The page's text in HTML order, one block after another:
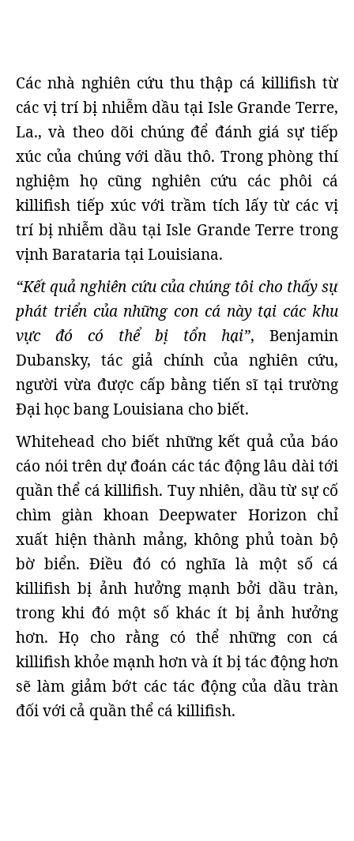
Các nhà nghiên cứu thu thập cá killifish từ
các vị trí bị nhiễm dầu tại Isle Grande Terre,
La., và theo dõi chúng để đánh giá sự tiếp
xúc của chúng với dầu thô. Trong phòng thí
nghiệm họ cũng nghiên cứu các phôi cá
killifish tiếp xúc với trầm tích lấy từ các vị
trí bị nhiễm dầu tại Isle Grande Terre trong
vịnh Barataria tại Louisiana.
“Kết quả nghiên cứu của chúng tôi cho thấy sự
phát triển của những con cá này tại các khu
vực đó có thể bị tổn hại”, Benjamin
Dubansky, tác giả chính của nghiên cứu,
người vừa được cấp bằng tiến sĩ tại trường
Đại học bang Louisiana cho biết.
Whitehead cho biết những kết quả của báo
cáo nói trên dự đoán các tác động lâu dài tới
quần thể cá killifish. Tuy nhiên, dầu từ sự cố
chìm giàn khoan Deepwater Horizon chỉ
xuất hiện thành mảng, không phủ toàn bộ
bờ biển. Điều đó có nghĩa là một số cá
killifish bị ảnh hưởng mạnh bởi dầu tràn,
trong khi đó một số khác ít bị ảnh hưởng
hơn. Họ cho rằng có thể những con cá
killifish khỏe mạnh hơn và ít bị tác động hơn
sẽ làm giảm bớt các tác động của dầu tràn
đối với cả quần thể cá killifish.